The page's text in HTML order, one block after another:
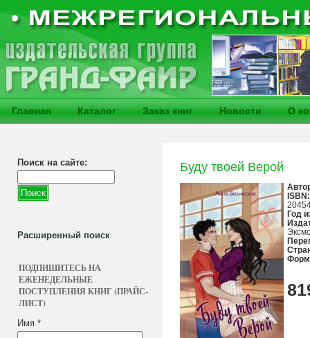
Главная Каталог Заказ книг Новости О
Поиск на сайте:
Расширенный поиск
ПОДПИШИТЕСЬ НА
ЕЖЕНЕДЕЛЬНЫЕ
ПОСТУПЛЕНИЯ КНИГ (ПРАЙС-
ЛИСТ)
Имя *
Буду твоей Верой
ISBN:
Год